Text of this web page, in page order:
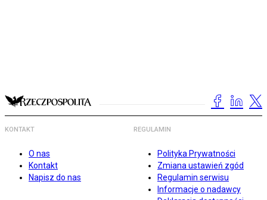
KONTAKT
O nas
Kontakt
Napisz do nas
REGULAMIN
Polityka Prywatności
Zmiana ustawień zgód
Regulamin serwisu
Informacje o nadawcy